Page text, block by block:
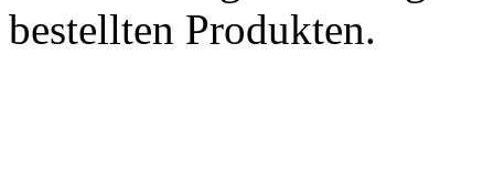
bestellten Produkten.